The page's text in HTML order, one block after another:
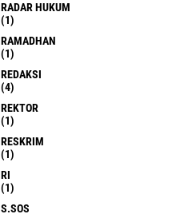
RADAR HUKUM
(1)
RAMADHAN
(1)
REDAKSI
(4)
REKTOR
(1)
RESKRIM
(1)
RI
(1)
S.SOS